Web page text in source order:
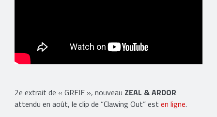
2e extrait de « GREIF », nouveau ZEAL & ARDOR
attendu en août, le clip de “Clawing Out” est en ligne.